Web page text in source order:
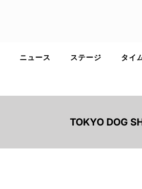
ニュース ステージ タイ
TOKYO DOG